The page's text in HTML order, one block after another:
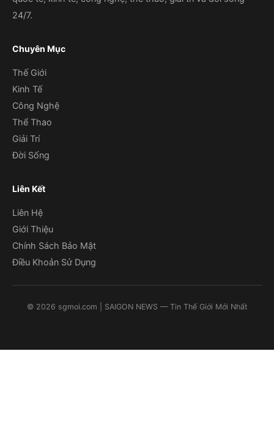
24/7.
Chuyên Mục
Thế Giới
Kinh Tế
Công Nghệ
Thể Thao
Giải Trí
Đời Sống
Liên Kết
Liên Hệ
Giới Thiệu
Chính Sách Bảo Mật
Điều Khoản Sử Dụng
© 2026 sgmoi.com | SAIGON NEWS — Tin Thế Giới Mới Nhất